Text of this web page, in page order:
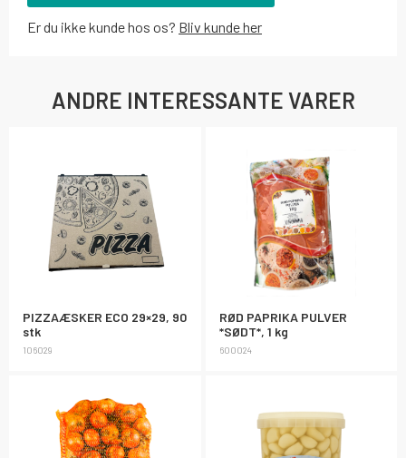
Er du ikke kunde hos os? Bliv kunde her
ANDRE INTERESSANTE VARER
PIZZAÆSKER ECO 29×29, 90
stk
106029
RØD PAPRIKA PULVER
*SØDT*, 1 kg
600024